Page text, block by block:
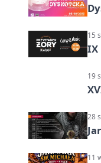
15
IX
19
28
11